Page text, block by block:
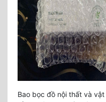
Bao bọc đồ nội thất và